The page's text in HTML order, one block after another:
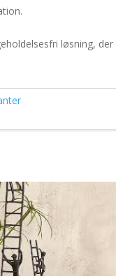
løsning, der